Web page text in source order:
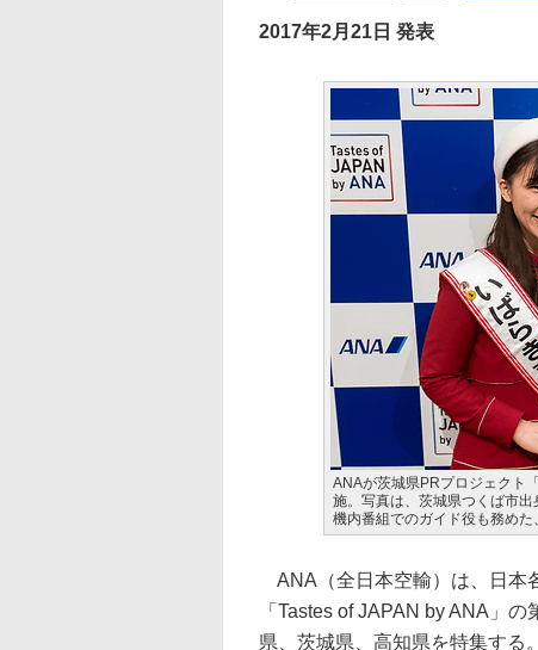
2017年2月21日 発表
ANAが茨城県PRプロジェクト
施。写真は、茨城県つくば市出
機内番組でのガイド役も務めた
ANA（全日本空輸）は、日本
「Tastes of JAPAN by ANA」
県、茨城県、高知県を特集する